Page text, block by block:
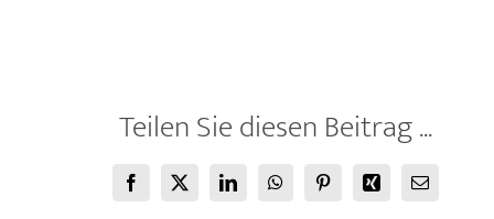
Teilen Sie diesen Beitrag ...
Facebook
X LinkedInWhatsAppPinterestXing
E-